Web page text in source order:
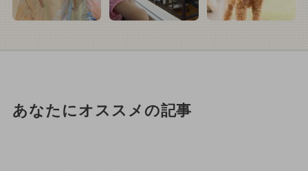
あなたにオススメの記事